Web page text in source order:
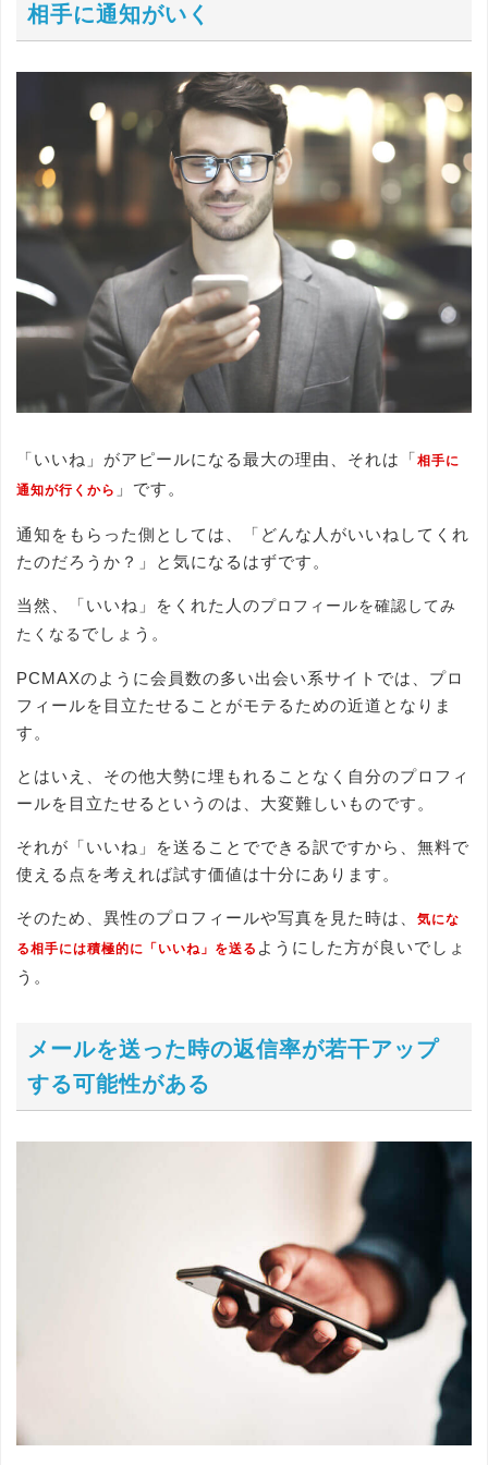
相手に通知がいく
「いいね」がアピールになる最大の理由、それは「 相手に
通知が行くから 」です。
通知をもらった側としては、「どんな人がいいねしてくれ
たのだろうか？」と気になるはずです。
当然、「いいね」をくれた人のプロフィールを確認してみ
たくなる でしょう。
PCMAXのように会員数の多い出会い系サイトでは、プロ
フィールを目立たせることがモテるための近道となりま
す。
とはいえ、その他大勢に埋もれることなく自分のプロフィ
ールを目立たせるというのは、大変難しいものです。
それが「いいね」を送ることでできる訳ですから、無料で
使える点を考えれば試す価値は十分にあります。
そのため、異性のプロフィールや写真を見た時は、
気にな
る相手には積極的に「いいね」を送る ようにした方が良いでしょ
う。
メールを送った時の返信率が若干アップ
する可能性がある